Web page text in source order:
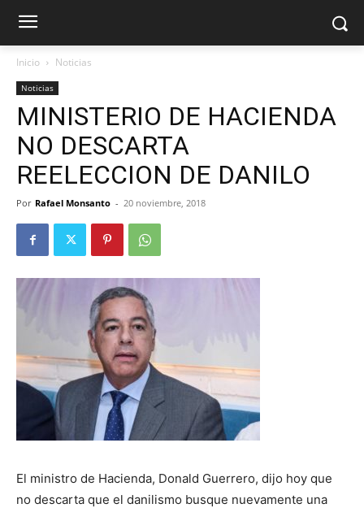
Inicio Noticias
Noticias
MINISTERIO DE HACIENDA
NO DESCARTA
REELECCION DE DANILO
Por Rafael Monsanto - 20 noviembre, 2018
El ministro de Hacienda, Donald Guerrero, dijo hoy que
no descarta que el danilismo busque nuevamente una